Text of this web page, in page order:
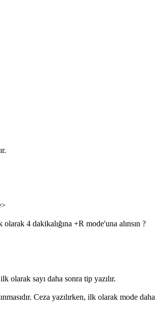
4 dakikalığına +R mode'una alınsın ?
olarak sayı daha sonra tip yazılır.
Ceza yazılırken, ilk olarak mode